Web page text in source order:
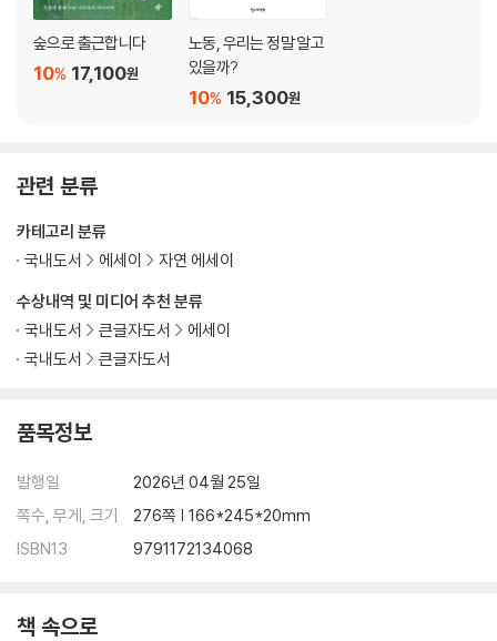
잠든 듯한 땅에도, 말채나무
상상의 협소함을 깨는 존재, 풍년화
솟아오르는 뿌리, 낙우송
바닷가의 거친 바람 뚫고, 삼나무
숲으로 출근합니다
17,100원
10%
노동, 우리는 정말 알고
있을까?
15,300원
10%
관련 분류
수상내역 및 미디어 추천 분류
국내도서
큰글자도서
에세이
국내도서
큰글자도서
카테고리 분류
국내도서
에세이 자연 에세이
품목정보
발행일
2026년 04월 25일
쪽수, 무게, 크기
276쪽 | 166*245*20mm
ISBN13
9791172134068
책 속으로